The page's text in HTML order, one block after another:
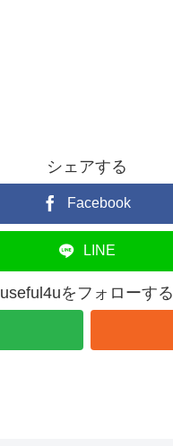
シェアする
Facebook
LINE
useful4uをフォローする